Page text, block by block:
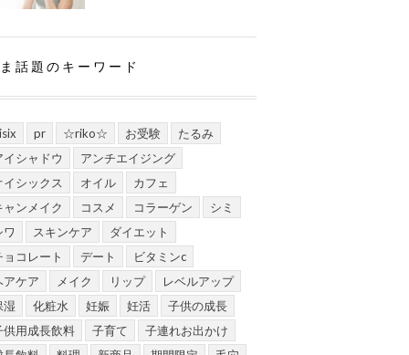
話題のキーワード
pr ☆riko☆ お受験
たるみ
イシャドウ
アンチエイジング
イシックス
オイル
カフェ
ャンメイク
コスメ コラーゲン
シミ
ワ
スキンケア
ダイエット
ョコレート
デート
ビタミンc
アケア
メイク リップ
レベルアップ
湿
化粧水 妊娠 妊活
子供の成長
供用成長飲料
子育て
子連れお出かけ